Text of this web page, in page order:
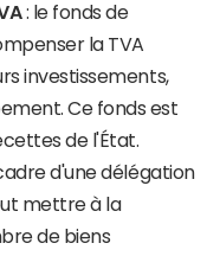
: le fonds de
la TVA
investissements,
Ce fonds est
de l'État.
d'une délégation
mettre à la
de biens